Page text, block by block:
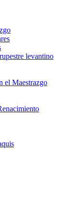
levantino
el Maestrazgo